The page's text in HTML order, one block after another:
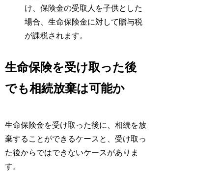
け、保険金の受取人を子供とした
場合、生命保険金に対して贈与税
が課税されます。
生命保険を受け取った後
でも相続放棄は可能か
生命保険金を受け取った後に、相続を放
棄することができるケースと、受け取っ
た後からではできないケースがありま
す。